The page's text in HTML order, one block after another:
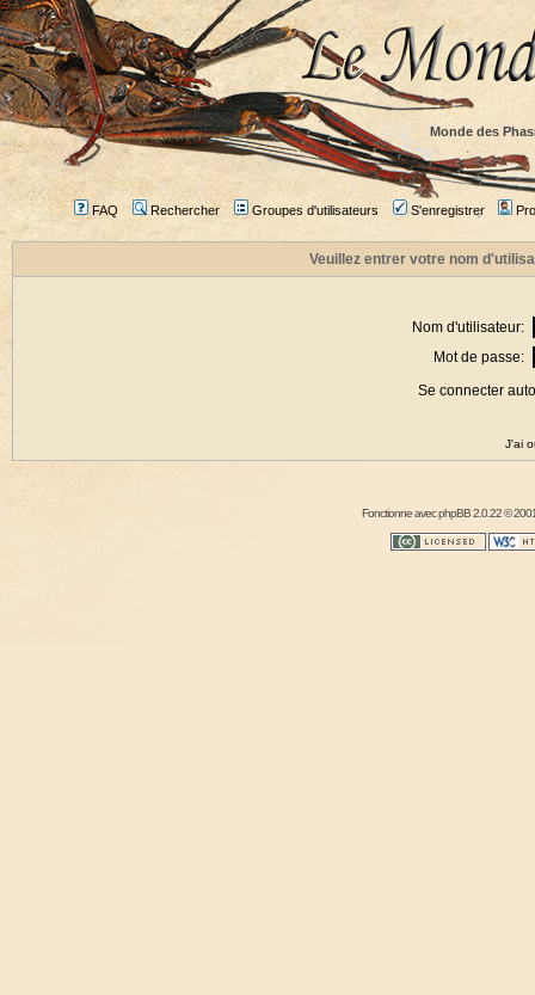
Monde des
FAQ Rechercher Groupes d'utilisateurs S'enregistrer
Veuillez entrer votre nom
Nom d'utilisateur:
Mot de passe:
Se connecter
J'ai
Fonctionne avecphpBB2.0.22 ©